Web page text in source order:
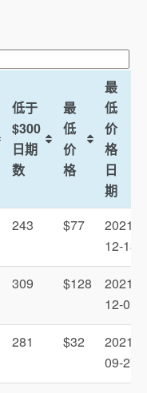
低于
$300
日期
数
最
低
价
格
最
低
价
格
日
期
243 $77
2021-
12-13
309 $128
2021-
12-01
281 $32
2021-
09-27